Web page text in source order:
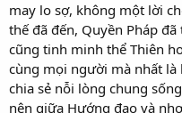
may lo sợ, không một lời
thế đã đến, Quyền Pháp
cũng tinh minh thể Thiên
cùng mọi người mà nhất
chia sẻ nỗi lòng chung
nên giữa Hướng đạo và